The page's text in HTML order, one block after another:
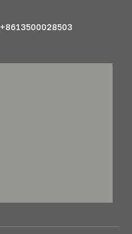
+8613500028503